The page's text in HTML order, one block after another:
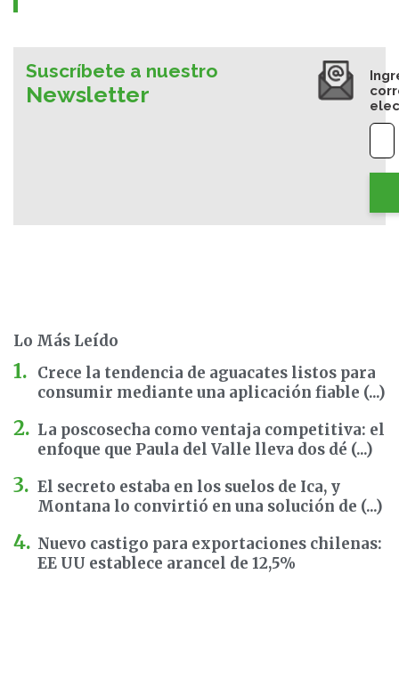
Suscríbete a nuestro
Newsletter
Lo Más Leído
Crece la tendencia de aguacates listos para
consumir mediante una aplicación fiable (...)
La poscosecha como ventaja competitiva: el
enfoque que Paula del Valle lleva dos dé (...)
El secreto estaba en los suelos de Ica, y
Montana lo convirtió en una solución de (...)
Nuevo castigo para exportaciones chilenas:
EE UU establece arancel de 12,5%